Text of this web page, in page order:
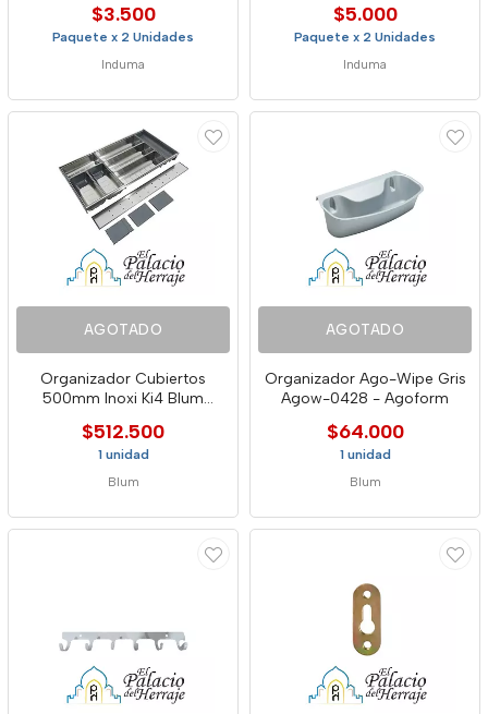
$3.500
Paquete x 2 Unidades
Induma
$5.000
Paquete x 2 Unidades
Induma
AGOTADO
Organizador Cubiertos
500mm Inoxi Ki4 Blum
$512.500
1 unidad
Blum
AGOTADO
Organizador Ago-Wipe Gris
Agow-0428 - Agoform
$64.000
1 unidad
Blum